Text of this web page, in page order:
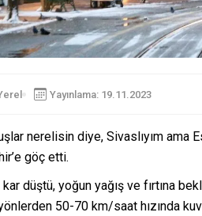
Yayınlama: 19.11.2023
nerelisin diye, Sivaslıyım ama
göç etti.
kar düştü, yoğun yağış ve fırtına
50-70 km/saat hızında